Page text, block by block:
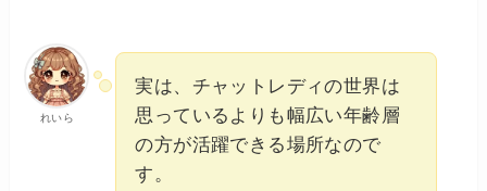
れいら
実は、チャットレディの世界は
思っているよりも幅広い年齢層
の方が活躍できる場所なので
す。